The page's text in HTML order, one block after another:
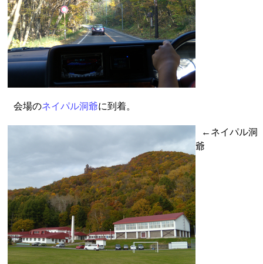
会場のネイパル洞爺に到着。
←ネイパル洞
爺